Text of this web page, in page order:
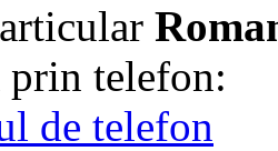
prin telefon:
de telefon